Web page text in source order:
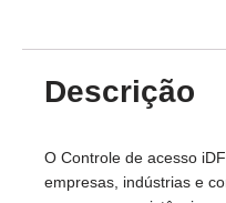
Descrição
O Controle de acesso
empresas, indústrias e